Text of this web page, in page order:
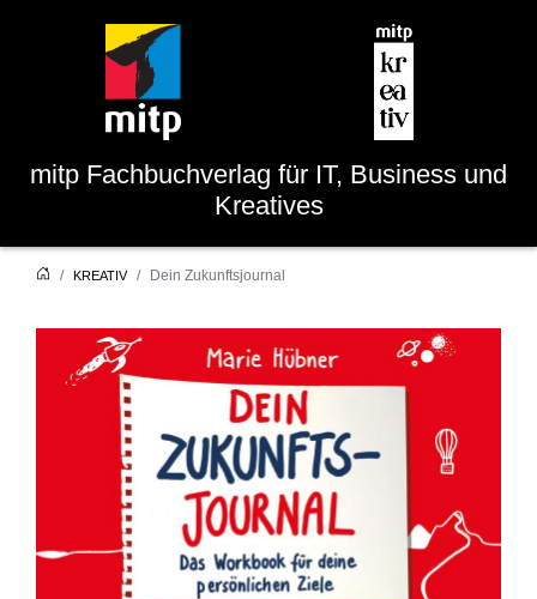
mitp Fachbuchverlag für IT, Business und
Kreatives
KREATIV Dein Zukunftsjournal